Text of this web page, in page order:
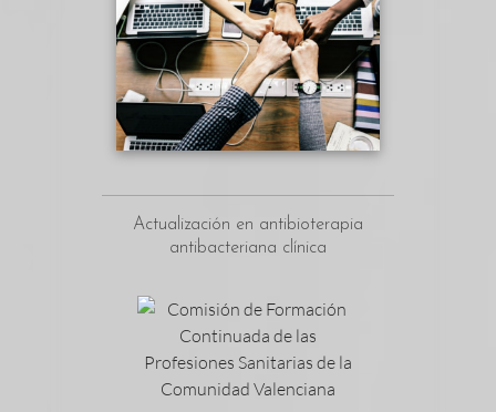
Actualización en antibioterapia
antibacteriana clínica